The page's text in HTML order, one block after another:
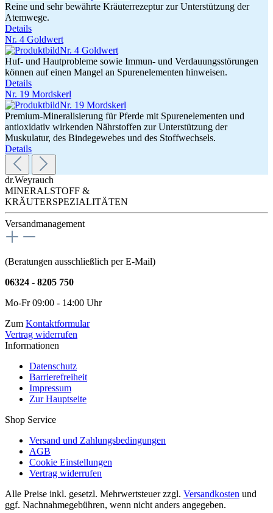
Reine und sehr bewährte Kräuterrezeptur zur Unterstützung der
Atemwege.
Details
Nr. 4 Goldwert
Huf- und Hautprobleme sowie Immun- und Verdauungsstörungen
können auf einen Mangel an Spurenelementen hinweisen.
Details
Nr. 19 Mordskerl
Premium-Mineralisierung für Pferde mit Spurenelementen und
antioxidativ wirkenden Nährstoffen zur Unterstützung der
Muskulatur, des Bindegewebes und des Stoffwechsels.
Details
dr.Weyrauch
MINERALSTOFF &
KRÄUTERSPEZIALITÄTEN
Versandmanagement
(Beratungen ausschließlich per E-Mail)
06324 - 8205 750
Mo-Fr 09:00 - 14:00 Uhr
Zum Kontaktformular
Vertrag widerrufen
Informationen
Datenschutz
Barrierefreiheit
Impressum
Zur Hauptseite
Shop Service
Versand und Zahlungsbedingungen
AGB
Cookie Einstellungen
Vertrag widerrufen
Alle Preise inkl. gesetzl. Mehrwertsteuer zzgl. Versandkosten und
ggf. Nachnahmegebühren, wenn nicht anders angegeben.